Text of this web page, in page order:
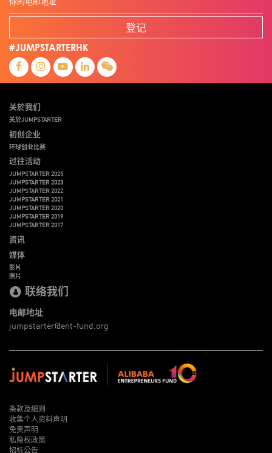
登记
#JUMPSTARTERHK
关於我们
关於JUMPSTARTER
初创企业
环球创业比赛
过往活动
JUMPSTARTER 2025
JUMPSTARTER 2023
JUMPSTARTER 2022
JUMPSTARTER 2021
JUMPSTARTER 2020
JUMPSTARTER 2019
JUMPSTARTER 2017
资讯
媒体
影片
照片
联络我们
电邮地址
jumpstarter@ent-fund.org
条款及细则
收集个人资料声明
免责声明
私隐权政策
招标公告